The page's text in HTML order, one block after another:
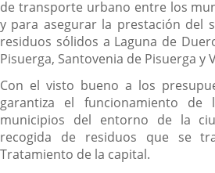
de transporte urbano entre los
y para asegurar la prestación del
residuos sólidos a Laguna de
Pisuerga, Santovenia de Pisuerga y
Con el visto bueno a los
garantiza el funcionamiento de
municipios del entorno de la
recogida de residuos que se
Tratamiento de la capital.